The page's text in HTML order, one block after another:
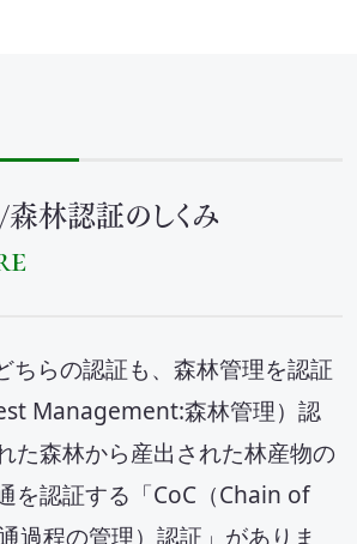
ト
林認証のしくみ
ちらの認証も、森林管理を認証
）認
た森林から産出された林産物の
を認証する「CoC（Chain of
過程の管理）認証」がありま